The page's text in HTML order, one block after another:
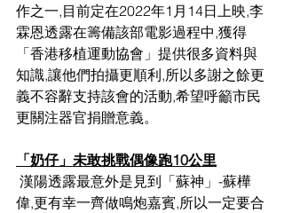
作之一,目前定在2022年1月14日上映,李
霖恩透露在籌備該部電影過程中,獲得
「香港移植運動協會」提供很多資料與
知識,讓他們拍攝更順利,所以多謝之餘更
義不容辭支持該會的活動,希望呼籲市民
更關注器官捐贈意義。
「奶仔」未敢挑戰偶像跑10公里
偉,更有幸一齊做鳴炮嘉賓,所以一定要合